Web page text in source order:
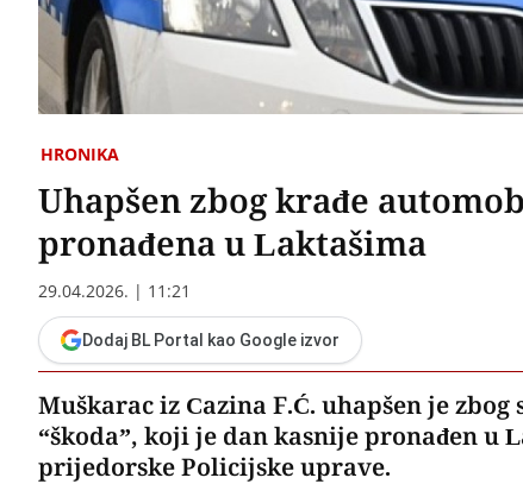
HRONIKA
Uhapšen zbog krađe
pronađena u Laktašima
29.04.2026. | 11:21
Dodaj BL Portal kao Google izvor
Muškarac iz Cazina F.Ć. uhapšen je
“škoda”, koji je dan kasnije pronađen u
prijedorske Policijske uprave.